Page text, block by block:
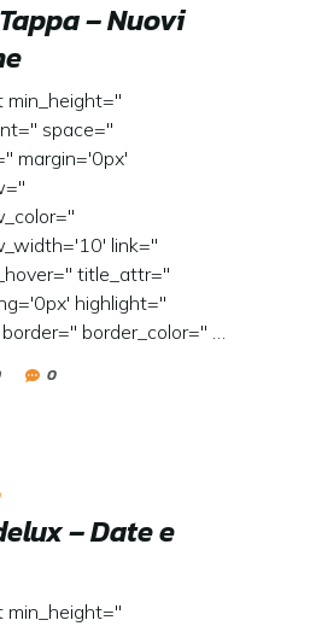
– Nuovi
min_height=''
space=''
margin='0px'
link=''
title_attr=''
highlight=''
border_color='' …
0
– Date e
min_height=''